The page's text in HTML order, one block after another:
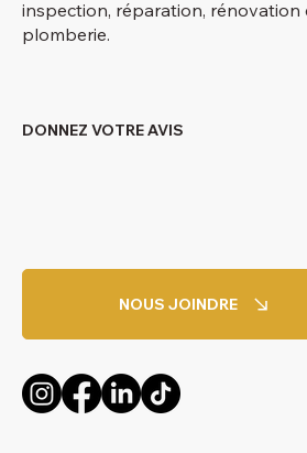
inspection, réparation, rénovation
plomberie.
DONNEZ VOTRE AVIS
NOUS JOINDRE